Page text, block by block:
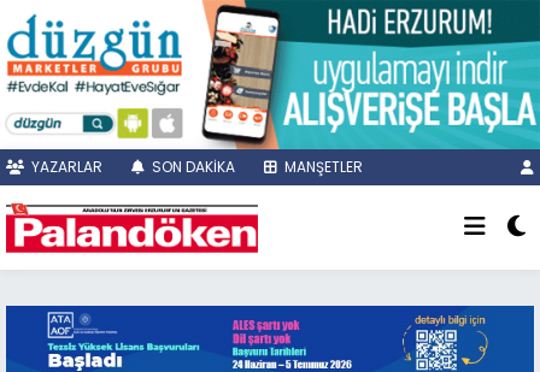
YAZARLAR SON DAKİKA MANŞETLER